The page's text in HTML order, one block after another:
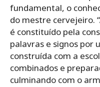
fundamental, o
do mestre cervejeiro.
é constituído pela
palavras e signos por
construída com a
combinados e
culminando com o